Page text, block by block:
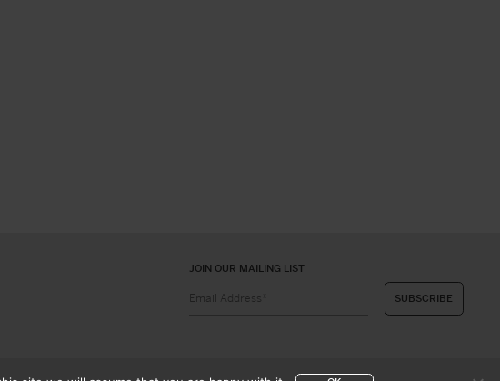
JOIN OUR MAILING LIST